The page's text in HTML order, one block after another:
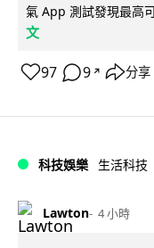
氣 App 測試發現最高
文
97 9 ↗ 分享
科技娛樂 生活科技
Lawton 4 小時